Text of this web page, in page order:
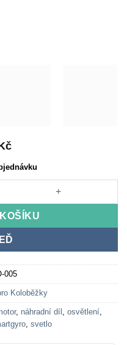
světla/klaksonu/motoru
005
Koloběžky
, náhradní díl , osvětlení,
, svetlo